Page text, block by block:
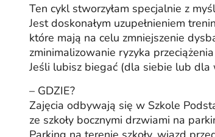
Ten cykl stworzyłam specjalnie z
Jest doskonałym uzupełnieniem
które mają na celu zmniejszenie
zminimalizowanie ryzyka
Jeśli lubisz biegać (dla siebie lub
– GDZIE?
Zajęcia odbywają się w Szkole
ze szkoły bocznymi drzwiami na